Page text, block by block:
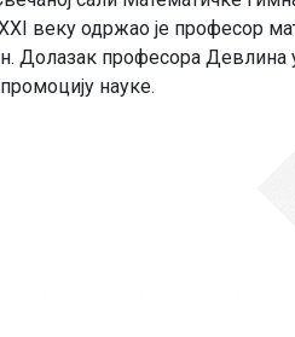
веку одржао је професор
професора Девлина
науке.